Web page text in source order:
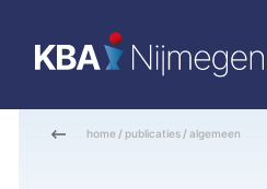
home / publicaties /algemeen